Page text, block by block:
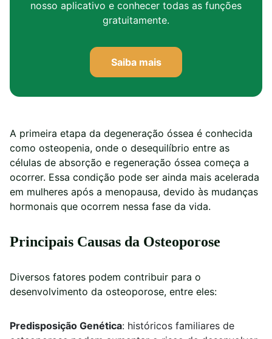
nosso aplicativo e conhecer todas as funções
gratuitamente.
Saiba mais
A primeira etapa da degeneração óssea é conhecida
como osteopenia, onde o desequilíbrio entre as
células de absorção e regeneração óssea começa a
ocorrer. Essa condição pode ser ainda mais acelerada
em mulheres após a menopausa, devido às mudanças
hormonais que ocorrem nessa fase da vida.
Principais Causas da Osteoporose
Diversos fatores podem contribuir para o
desenvolvimento da osteoporose, entre eles:
Predisposição Genética: históricos familiares de